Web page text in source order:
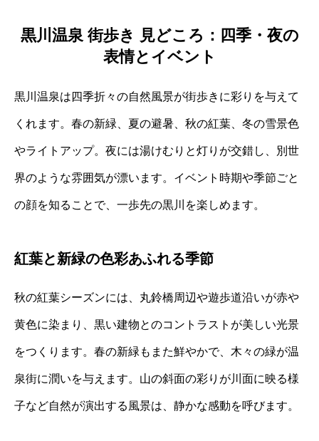
黒川温泉 街歩き 見どころ：四季・夜の
表情とイベント
黒川温泉は四季折々の自然風景が街歩きに彩りを与えて
くれます。春の新緑、夏の避暑、秋の紅葉、冬の雪景色
やライトアップ。夜には湯けむりと灯りが交錯し、別世
界のような雰囲気が漂います。イベント時期や季節ごと
の顔を知ることで、一歩先の黒川を楽しめます。
紅葉と新緑の色彩あふれる季節
秋の紅葉シーズンには、丸鈴橋周辺や遊歩道沿いが赤や
黄色に染まり、黒い建物とのコントラストが美しい光景
をつくります。春の新緑もまた鮮やかで、木々の緑が温
泉街に潤いを与えます。山の斜面の彩りが川面に映る様
子など自然が演出する風景は、静かな感動を呼びます。